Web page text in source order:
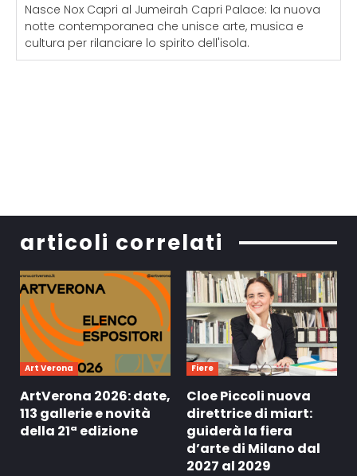
Nasce Nox Capri al Jumeirah Capri Palace: la nuova
notte contemporanea che unisce arte, musica e
cultura per rilanciare lo spirito dell'isola.
articoli correlati
Art Verona
ArtVerona 2026: date,
113 gallerie e novità
della 21ª edizione
Fiere
Cloe Piccoli nuova
direttrice di miart:
guiderà la fiera
d’arte di Milano dal
2027 al 2029